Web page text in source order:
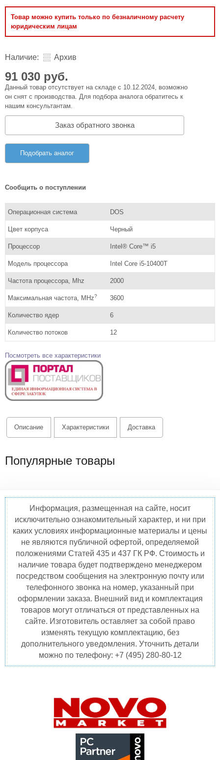
Товар можно купить только по безналичному расчету
юридическим лицам
Наличие: Архив
91 030 руб.
Данный товар отсутствует на складе с 10.12.2024, возможно
он снят с производства. Для подбора аналога обратитесь к
нашим консультантам.
Заказ обратного звонка
Подобрать аналог
Сообщить о поступлении
Операционная система DOS
Цвет корпуса Черный
Процессор Intel® Core™ i5
Модель процессора Intel Core i5-10400T
Частота процессора, Mhz 2000
Максимальная частота, MHz? 3600
Количество ядер 6
Количество потоков 12
Посмотреть все характеристики
Описание Характеристики Доставка
Популярные товары
Информация, размещенная на сайте, носит
исключительно ознакомительный характер, и ни при
каких условиях информационные материалы и цены
не являются публичной офертой, определяемой
положениями Статей 435 и 437 ГК РФ. Стоимость и
наличие товара будет подтверждено менеджером
посредством сообщения на электронную почту или
телефонного звонка на номер, указанный при
оформлении заказа. Внешний вид и комплектация
товаров могут отличаться от представленных на
сайте. Изготовитель оставляет за собой право
изменять текущую комплектацию, без
дополнительного уведомления. Уточнить детали
можно по телефону: +7 (495) 280-80-12